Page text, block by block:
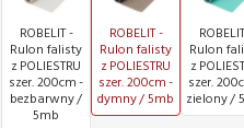
ROBELIT -
Rulon falisty
z POLIESTRU
szer. 200cm -
bezbarwny /
5mb
ROBELIT -
Rulon falisty
z POLIESTRU
szer. 200cm -
dymny / 5mb
Rulon
z
szer.
zielony /